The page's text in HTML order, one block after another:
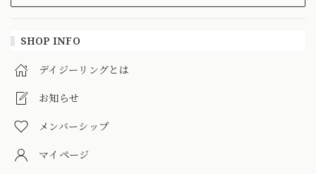
SHOP INFO
デイジーリングとは
お知らせ
メンバーシップ
マイページ